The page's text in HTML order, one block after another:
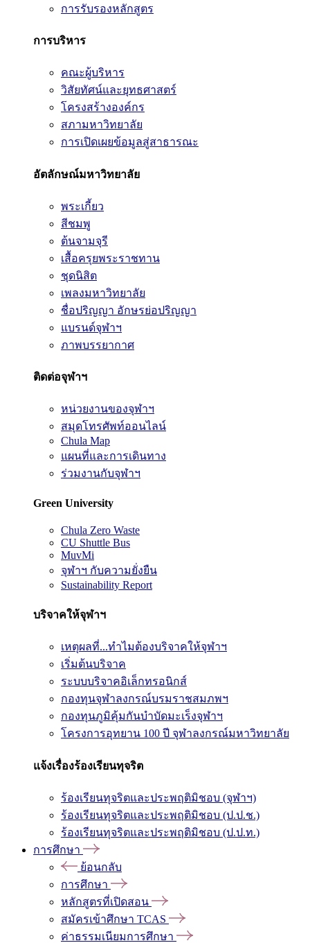
การรับรองหลักสูตร
การบริหาร
คณะผู้บริหาร
วิสัยทัศน์และยุทธศาสตร์
โครงสร้างองค์กร
สภามหาวิทยาลัย
การเปิดเผยข้อมูลสู่สาธารณะ
อัตลักษณ์มหาวิทยาลัย
พระเกี้ยว
สีชมพู
ต้นจามจุรี
เสื้อครุยพระราชทาน
ชุดนิสิต
เพลงมหาวิทยาลัย
ชื่อปริญญา อักษรย่อปริญญา
แบรนด์จุฬาฯ
ภาพบรรยากาศ
ติดต่อจุฬาฯ
หน่วยงานของจุฬาฯ
สมุดโทรศัพท์ออนไลน์
Chula Map
แผนที่และการเดินทาง
ร่วมงานกับจุฬาฯ
Green University
Chula Zero Waste
CU Shuttle Bus
MuvMi
จุฬาฯ กับความยั่งยืน
Sustainability Report
บริจาคให้จุฬาฯ
เหตุผลที่...ทำไมต้องบริจาคให้จุฬาฯ
เริ่มต้นบริจาค
ระบบบริจาคอิเล็กทรอนิกส์
กองทุนจุฬาลงกรณ์บรมราชสมภพฯ
กองทุนภูมิคุ้มกันบำบัดมะเร็งจุฬาฯ
โครงการอุทยาน 100 ปี จุฬาลงกรณ์มหาวิทยาลัย
แจ้งเรื่องร้องเรียนทุจริต
ร้องเรียนทุจริตและประพฤติมิชอบ (จุฬาฯ)
ร้องเรียนทุจริตและประพฤติมิชอบ (ป.ป.ช.)
ร้องเรียนทุจริตและประพฤติมิชอบ (ป.ป.ท.)
การศึกษา
ย้อนกลับ
การศึกษา
หลักสูตรที่เปิดสอน
สมัครเข้าศึกษา TCAS
ค่าธรรมเนียมการศึกษา